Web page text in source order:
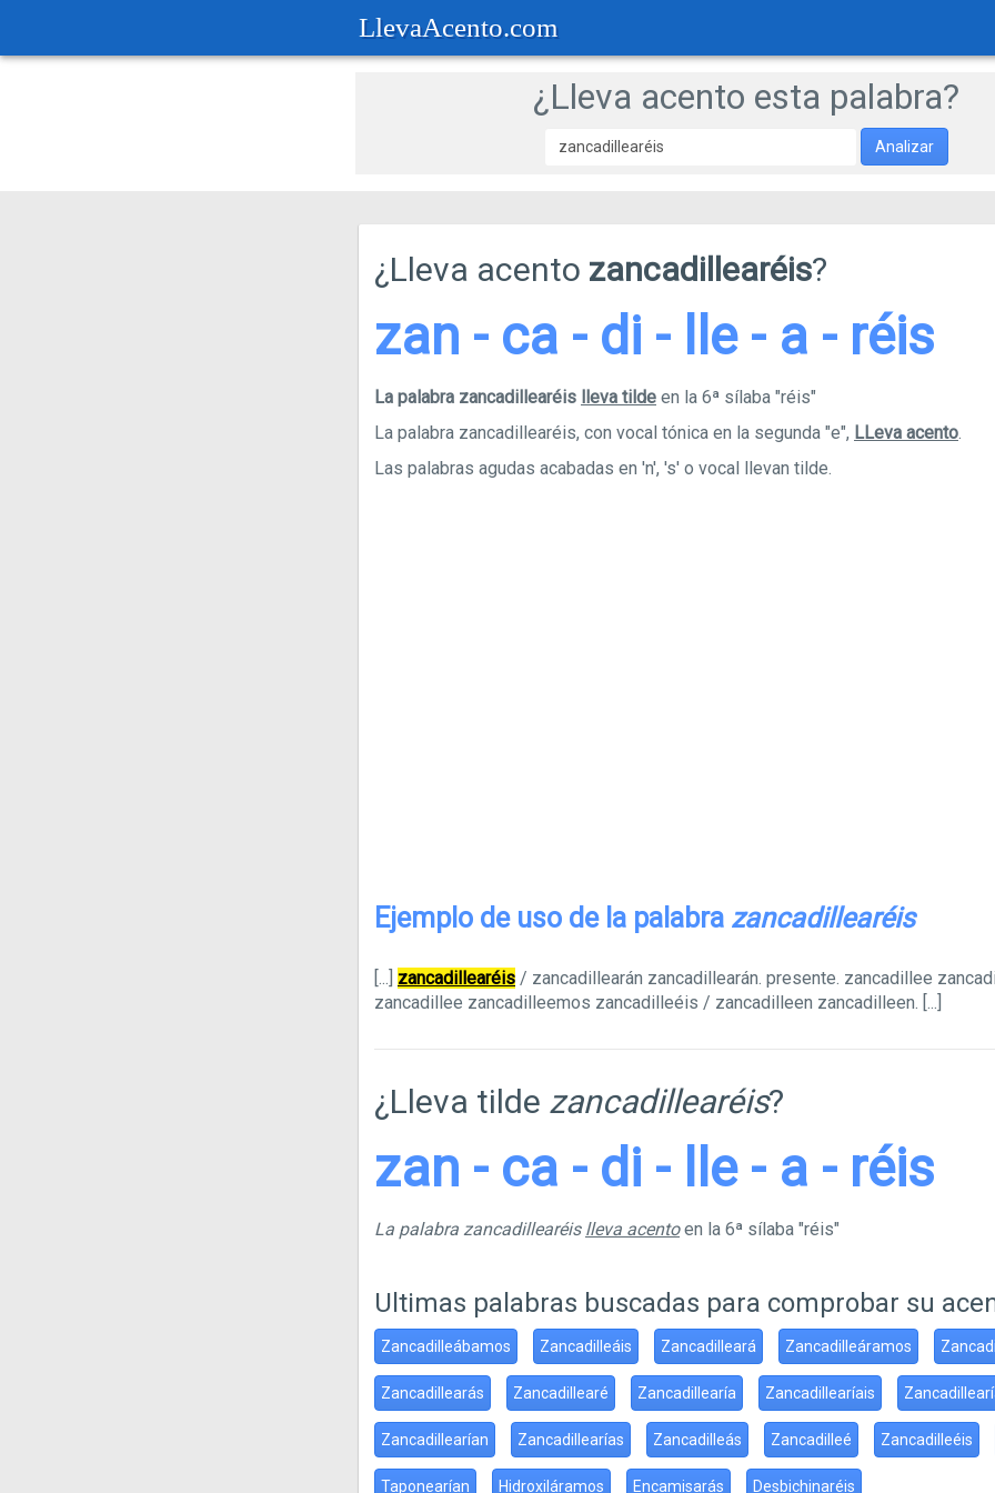
LlevaAcento.com
¿Lleva acento esta palabra?
Analizar
¿Lleva acento zancadillearéis?
zan - ca - di - lle - a - réis
La palabra zancadillearéis lleva tilde en la 6ª sílaba "réis"
La palabra zancadillearéis, con vocal tónica en la segunda "e", LLeva acento.
Las palabras agudas acabadas en 'n', 's' o vocal llevan tilde.
Ejemplo de uso de la palabra zancadillearéis
[...] zancadillearéis / zancadillearán zancadillearán. presente. zancadillee
zancadillee zancadilleemos zancadilleéis / zancadilleen zancadilleen. [...]
¿Lleva tilde zancadillearéis?
zan - ca - di - lle - a - réis
La palabra zancadillearéis lleva acentoen la 6ª sílaba "réis"
Ultimas palabras buscadas para comprobar su
Zancadilleábamos Zancadilleáis Zancadilleará Zancadilleáramos
Zancadillearás Zancadillearé Zancadillearía Zancadillearíais
Zancadillearían Zancadillearías Zancadilleás Zancadilleé Zancadilleéis
Taponearían Hidroxiláramos Encamisarás Desbichinaréis